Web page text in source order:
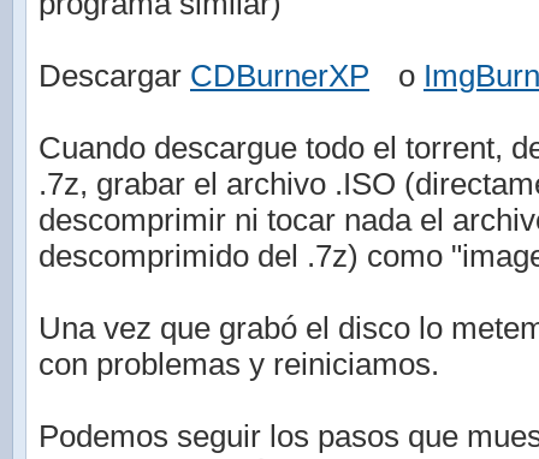
Descargar CDBurnerXP o ImgBurn
Cuando descargue todo el torrent,
.7z, grabar el archivo .ISO
descomprimir ni tocar nada el
descomprimido del .7z) como
Una vez que grabó el disco lo
con problemas y reiniciamos.
Podemos seguir los pasos que